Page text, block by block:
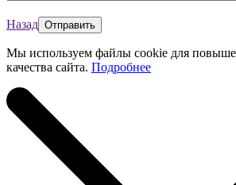
Назад
Мы используем файлы cookie для
качества сайта. Подробнее